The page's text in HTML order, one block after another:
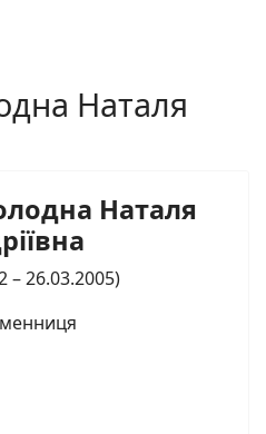
Наталя
Наталя
– 26.03.2005)